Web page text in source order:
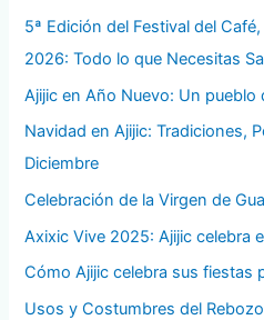
5ª Edición del Festival del
2026: Todo lo que Necesitas
Ajijic en Año Nuevo: Un
Navidad en Ajijic: Tradiciones,
Diciembre
Celebración de la Virgen de
Axixic Vive 2025: Ajijic celebra
Cómo Ajijic celebra sus fiestas
Usos y Costumbres del